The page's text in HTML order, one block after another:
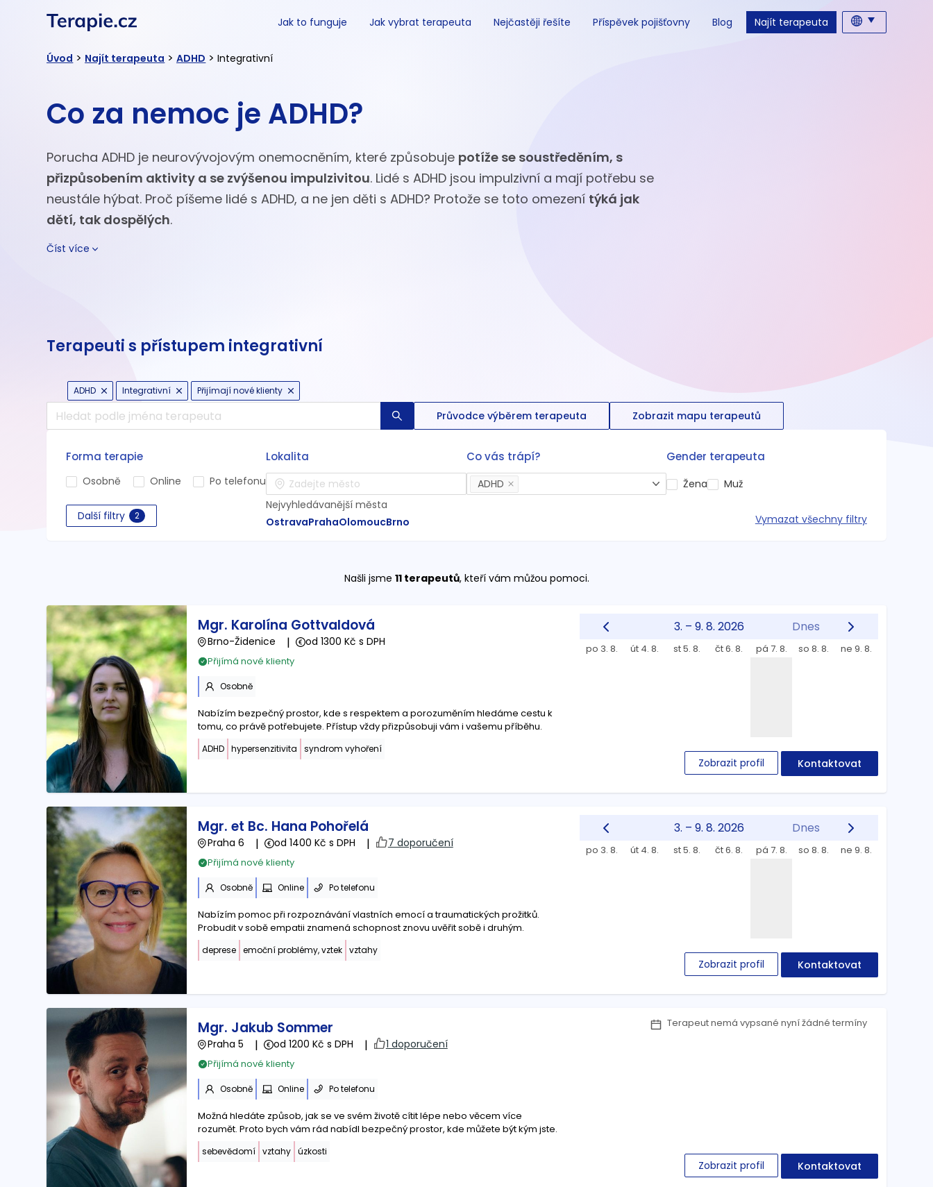
Jak to funguje Jak vybrat terapeuta Nejčastěji řešíte Příspěvek pojišťovny Blog Najít terapeuta
Úvod > Najít terapeuta > ADHD > Integrativní
Co za nemoc je ADHD?
Porucha ADHD je neurovývojovým onemocněním, které způsobuje potíže se soustředěním, s
přizpůsobením aktivity a se zvýšenou impulzivitou. Lidé s ADHD jsou impulzivní a mají potřebu se
neustále hýbat. Proč píšeme lidé s ADHD, a ne jen děti s ADHD? Protože se toto omezení týká jak
dětí, tak dospělých.
Číst více
Terapeuti s přístupem integrativní
Průvodce výběrem terapeuta Zobrazit mapu terapeutů
Forma terapie
Osobně Online Po telefonu
Lokalita
Nejvyhledávanější města
OstravaPrahaOlomoucBrno
Co vás trápí?
ADHD
Gender terapeuta
Žena Muž
Další filtry 2 Vymazat všechny filtry
ADHD Integrativní Přijímají nové klienty
Našli jsme 11terapeutů, kteří vám můžou pomoci.
Mgr. Karolína Gottvaldová
Brno-Židenice | od 1300 Kč s DPH
Přijímá nové klienty
Osobně
Nabízím bezpečný prostor, kde s respektem a porozuměním hledáme cestu k
tomu, co právě potřebujete. Přístup vždy přizpůsobuji vám i vašemu příběhu.
ADHD hypersenzitivita syndrom vyhoření
3. – 9. 8. 2026 Dnes
po 3. 8. út 4. 8. st 5. 8. čt 6. 8. pá 7. 8. so 8. 8. ne 9. 8.
Zobrazit profil Kontaktovat
Mgr. et Bc. Hana Pohořelá
Praha 6 | od 1400 Kč s DPH | 7 doporučení
Přijímá nové klienty
Osobně Online Po telefonu
Nabízím pomoc při rozpoznávání vlastních emocí a traumatických prožitků.
Probudit v sobě empatii znamená schopnost znovu uvěřit sobě i druhým.
deprese emoční problémy, vztek vztahy
3. – 9. 8. 2026 Dnes
po 3. 8. út 4. 8. st 5. 8. čt 6. 8. pá 7. 8. so 8. 8. ne 9. 8.
Zobrazit profil Kontaktovat
Mgr. Jakub Sommer
Praha 5 | od 1200 Kč s DPH | 1 doporučení
Přijímá nové klienty
Osobně Online Po telefonu
Možná hledáte způsob, jak se ve svém životě cítit lépe nebo věcem více
rozumět. Proto bych vám rád nabídl bezpečný prostor, kde můžete být kým jste.
sebevědomí vztahy úzkosti
Terapeut nemá vypsané nyní žádné termíny
Zobrazit profil Kontaktovat